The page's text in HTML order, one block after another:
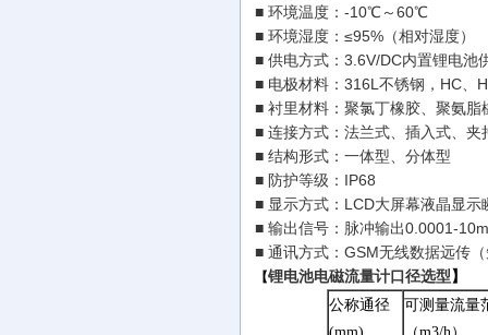
■ 环境温度：-10℃～60℃
■ 环境湿度：≤95%（相对湿度）
■ 供电方式：3.6V/DC内置锂电池
■ 电极材料：316L不锈钢，HC、
■ 衬里材料：聚氯丁橡胶、聚氨脂
■ 连接方式：法兰式、插入式、夹
■ 结构形式：一体型、分体型
■ 防护等级：IP68
■ 显示方式：LCD大屏幕液晶显
■ 输出信号：脉冲输出0.0001-
■ 通讯方式：GSM无线数据远传
【锂电池电磁流量计口径选型】
公称通径
可测量流量